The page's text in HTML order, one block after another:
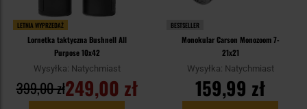
LETNIA WYPRZEDAŻ
Lornetka taktyczna Bushnell All
Purpose 10x42
Wysyłka: Natychmiast
249,00 zł
399,00 zł
BESTSELLER
Monokular Carson Monozoom 7-
21x21
Wysyłka: Natychmiast
159,99 zł